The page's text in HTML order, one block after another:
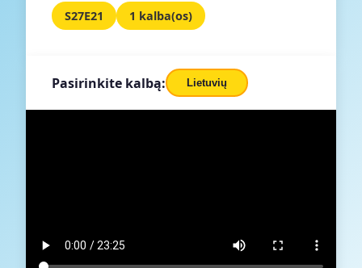
S27E21 1 kalba(os)
Pasirinkite kalbą: Lietuvių